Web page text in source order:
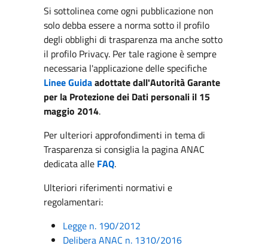
Si sottolinea come ogni pubblicazione non
solo debba essere a norma sotto il profilo
degli obblighi di trasparenza ma anche sotto
il profilo Privacy. Per tale ragione è sempre
necessaria l'applicazione delle specifiche
Linee Guidaadottate dall'Autorità Garante
per la Protezione dei Dati personali il 15
maggio 2014.
Per ulteriori approfondimenti in tema di
Trasparenza si consiglia la pagina ANAC
dedicata alle FAQ.
Ulteriori riferimenti normativi e
regolamentari:
Legge n. 190/2012
Delibera ANAC n. 1310/2016